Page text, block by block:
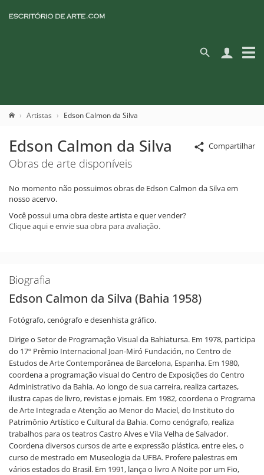
Artistas Edson Calmon da Silva
Compartilhar
Edson Calmon da Silva
Obras de arte disponíveis
No momento não possuimos obras de Edson Calmon da Silva em
nosso acervo.
Você possui uma obra deste artista e quer vender?
Clique aqui e envie sua obra para avaliação.
Biografia
Edson Calmon da Silva (Bahia 1958)
Fotógrafo, cenógrafo e desenhista gráfico.
Dirige o Setor de Programação Visual da Bahiatursa. Em 1978, participa
do 17º Prêmio Internacional Joan-Miró Fundación, no Centro de
Estudos de Arte Contemporânea de Barcelona, Espanha. Em 1980,
coordena a programação visual do Centro de Exposições do Centro
Administrativo da Bahia. Ao longo de sua carreira, realiza cartazes,
ilustra capas de livro, revistas e jornais. Em 1982, coordena o Programa
de Arte Integrada e Atenção ao Menor do Maciel, do Instituto do
Patrimônio Artístico e Cultural da Bahia. Como cenógrafo, realiza
trabalhos para os teatros Castro Alves e Vila Velha de Salvador.
Coordena diversos cursos de arte e expressão plástica, entre eles, o
curso de mestrado em Museologia da UFBA. Profere palestras em
vários estados do Brasil. Em 1991, lança o livro A Noite por um Fio,